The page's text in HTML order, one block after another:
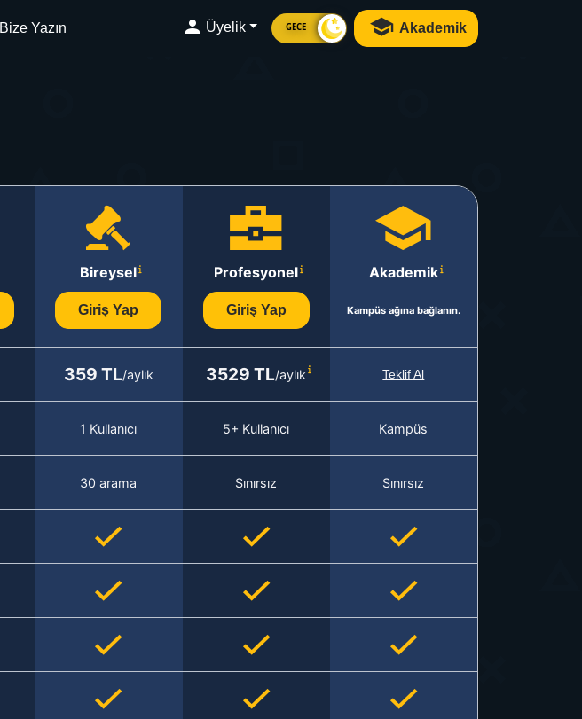
Bize Yazın Üyelik GECE Akademik
Bireysel
Giriş Yap
Profesyonel
Giriş Yap
Akademik
Kampüs ağına bağlanın.
359 TL/aylık 3529 TL/aylık Teklif Al
1 Kullanıcı 5+ Kullanıcı Kampüs
30 arama Sınırsız Sınırsız